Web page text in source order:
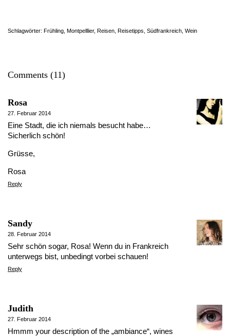
Schlagwörter: Frühling Montpelllier, Reisen Reisetipps Südfrankreich Wein
Comments (11)
Rosa
27. Februar 2014
Eine Stadt, die ich niemals besucht habe…
Sicherlich schön!
Grüsse,
Rosa
Reply
Sandy
28. Februar 2014
Sehr schön sogar, Rosa! Wenn du in Frankreich
unterwegs bist, unbedingt vorbei schauen!
Reply
Judith
27. Februar 2014
Hmmm your description of the „ambiance“, wines